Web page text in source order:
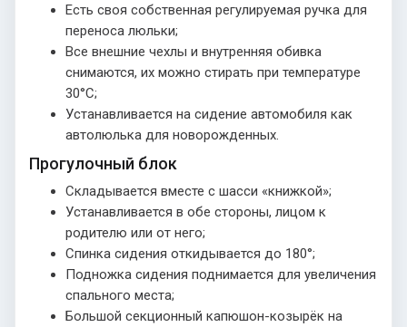
Есть своя собственная регулируемая ручка для
переноса люльки;
Все внешние чехлы и внутренняя обивка
снимаются, их можно стирать при температуре
30°С;
Устанавливается на сидение автомобиля как
автолюлька для новорожденных.
Прогулочный блок
Складывается вместе с шасси «книжкой»;
Устанавливается в обе стороны, лицом к
родителю или от него;
Спинка сидения откидывается до 180°;
Подножка сидения поднимается для увеличения
спального места;
Большой секционный капюшон-козырёк на